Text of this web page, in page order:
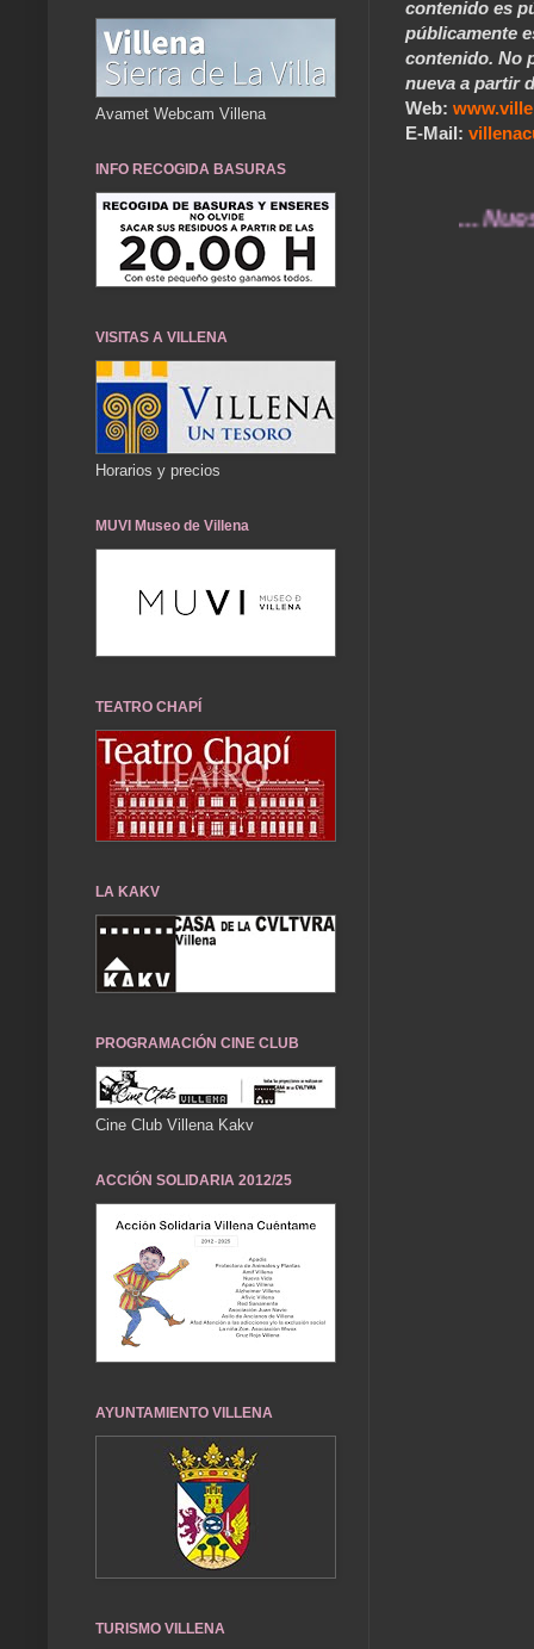
contenido es
públicamente
contenido. No
nueva a partir
Web:
E-Mail:
... Nuestros
Avamet Webcam Villena
INFO RECOGIDA BASURAS
VISITAS A VILLENA
Horarios y precios
MUVI Museo de Villena
TEATRO CHAPÍ
LA KAKV
PROGRAMACIÓN CINE CLUB
Cine Club Villena Kakv
ACCIÓN SOLIDARIA 2012/25
AYUNTAMIENTO VILLENA
TURISMO VILLENA